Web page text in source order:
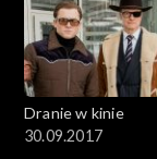
Dranie w kinie
30.09.2017